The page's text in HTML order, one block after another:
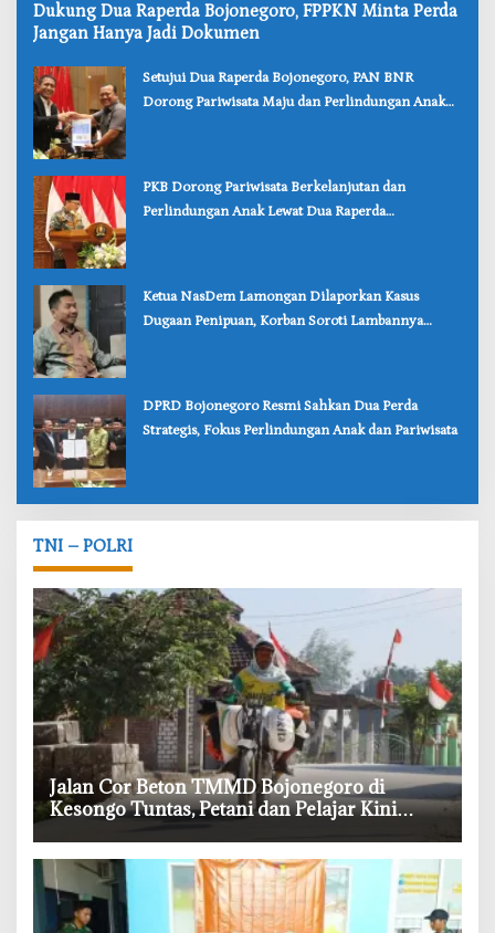
‎Dukung Dua Raperda Bojonegoro, FPPKN Minta Perda
Jangan Hanya Jadi Dokumen
‎Setujui Dua Raperda Bojonegoro, PAN BNR
Dorong Pariwisata Maju dan Perlindungan Anak
‎PKB Dorong Pariwisata Berkelanjutan dan
Perlindungan Anak Lewat Dua Raperda
‎Ketua NasDem Lamongan Dilaporkan Kasus
Dugaan Penipuan, Korban Soroti Lambannya
‎DPRD Bojonegoro Resmi Sahkan Dua Perda
Strategis, Fokus Perlindungan Anak dan Pariwisata
TNI – POLRI
‎Jalan Cor Beton TMMD Bojonegoro di
Kesongo Tuntas, Petani dan Pelajar Kini